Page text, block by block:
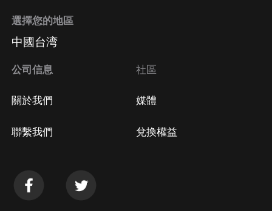
選擇您的地區
中國台湾
公司信息
關於我們
聯繫我們
社區
媒體
兌換權益